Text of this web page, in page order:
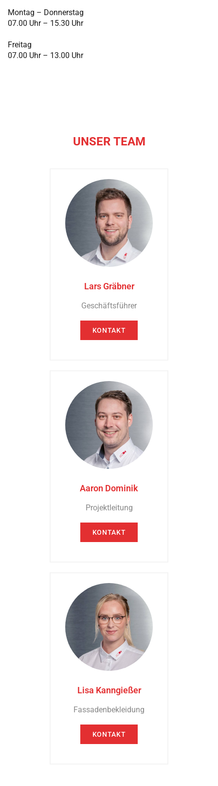
Montag – Donnerstag
07.00 Uhr – 15.30 Uhr
Freitag
07.00 Uhr – 13.00 Uhr
UNSER TEAM
Lars Gräbner
Geschäftsführer
KONTAKT
Aaron Dominik
Projektleitung
KONTAKT
Lisa Kanngießer
Fassadenbekleidung
KONTAKT